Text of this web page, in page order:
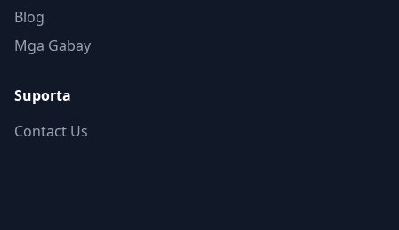
Blog
Mga Gabay
Suporta
Contact Us